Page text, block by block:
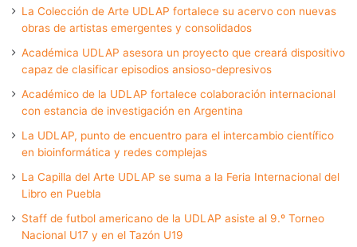
La Colección de Arte UDLAP fortalece su acervo con nuevas
obras de artistas emergentes y consolidados
Académica UDLAP asesora un proyecto que creará dispositivo
capaz de clasificar episodios ansioso-depresivos
Académico de la UDLAP fortalece colaboración internacional
con estancia de investigación en Argentina
La UDLAP, punto de encuentro para el intercambio científico
en bioinformática y redes complejas
La Capilla del Arte UDLAP se suma a la Feria Internacional del
Libro en Puebla
Staff de futbol americano de la UDLAP asiste al 9.º Torneo
Nacional U17 y en el Tazón U19